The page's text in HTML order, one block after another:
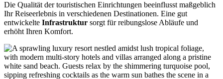
Die Qualität der touristischen Einrichtungen beeinflusst maßgeblich
Ihr Reiseerlebnis in verschiedenen Destinationen. Eine gut
entwickelte Infrastruktur sorgt für reibungslose Abläufe und
erhöht Ihren Komfort.